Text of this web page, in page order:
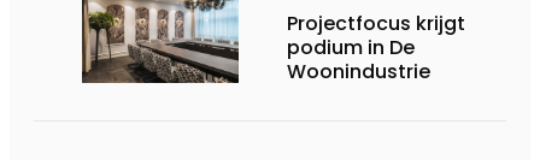
Projectfocus krijgt
podium in De
Woonindustrie